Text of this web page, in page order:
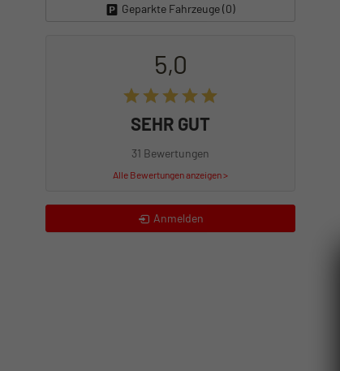
Geparkte Fahrzeuge (0)
5,0
SEHR GUT
31 Bewertungen
Alle Bewertungen anzeigen >
Anmelden